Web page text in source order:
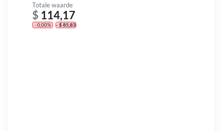
Totale waarde
$ 114,17
- 0,00% - $ 85,83